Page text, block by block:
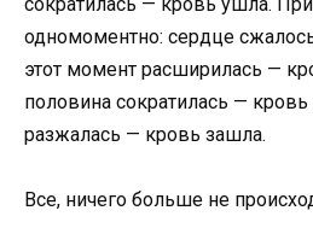
одномоментно: сердце
этот момент расширилась —
половина сократилась —
разжалась — кровь зашла.
Все, ничего больше не